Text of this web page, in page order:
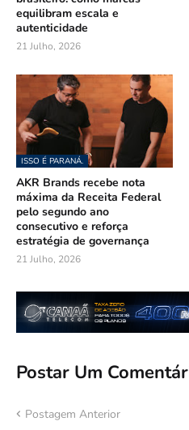
equilibram escala e
autenticidade
21 Julho, 2026
ISSO É PARANÁ.
AKR Brands recebe nota
máxima da Receita Federal
pelo segundo ano
consecutivo e reforça
estratégia de governança
21 Julho, 2026
Postar Um
Postagem Anterior